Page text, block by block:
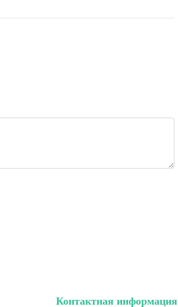
Контактная информация